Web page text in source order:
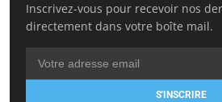
Inscrivez-vous pour recevoir nos
directement dans votre boîte mail.
S'INSCRIRE